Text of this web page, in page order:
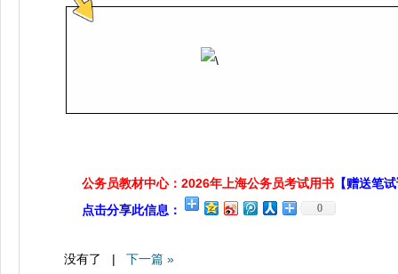
公务员教材中心：2026年上海公务员考试用书 【赠送笔
点击分享此信息：
0
没有了 | 下一篇 »